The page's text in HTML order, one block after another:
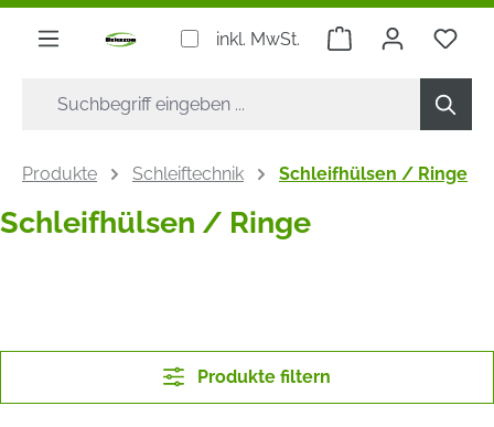
springen
inkl. MwSt. Warenkorb Du
Produkte Schleiftechnik Schleifhülsen / Ringe
Schleifhülsen / Ringe
Produkte filtern